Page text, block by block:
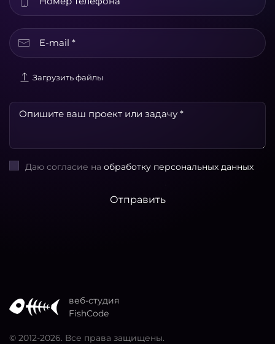
Загрузить файлы
Даю согласие на обработку персональных данных
Отправить
веб-студия
FishCode
© 2012-2026. Все права защищены.